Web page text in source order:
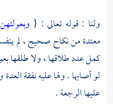
ولنا : قوله تعالى : {
معتدة من نكاح صحيح ، لم
كمل عدد طلاقها ، ولا طلقها
لو أصابها . ولها عليه نفقة
عليها الرجعة .